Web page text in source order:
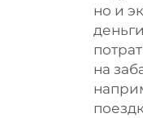
но и
на